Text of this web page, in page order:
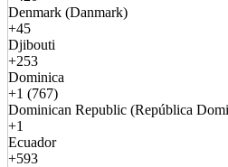
Denmark (Danmark)
+45
Djibouti
+253
Dominica
+1 (767)
Dominican Republic (República
+1
Ecuador
+593